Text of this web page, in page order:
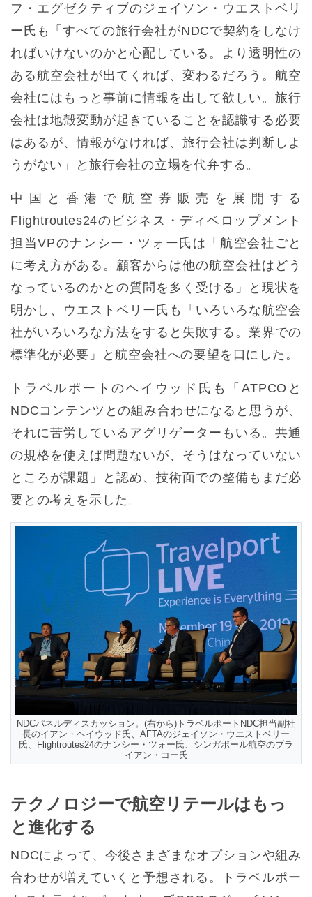
フ・エグゼクティブのジェイソン・ウエストベリ
ー氏も「すべての旅行会社がNDCで契約をしなけ
ればいけないのかと心配している。より透明性の
ある航空会社が出てくれば、変わるだろう。航空
会社にはもっと事前に情報を出して欲しい。旅行
会社は地殻変動が起きていることを認識する必要
はあるが、情報がなければ、旅行会社は判断しよ
うがない」と旅行会社の立場を代弁する。
中国と香港で航空券販売を展開する
Flightroutes24のビジネス・ディベロップメント
担当VPのナンシー・ツォー氏は「航空会社ごと
に考え方がある。顧客からは他の航空会社はどう
なっているのかとの質問を多く受ける」と現状を
明かし、ウエストベリー氏も「いろいろな航空会
社がいろいろな方法をすると失敗する。業界での
標準化が必要」と航空会社への要望を口にした。
トラベルポートのヘイウッド氏も「ATPCOと
NDCコンテンツとの組み合わせになると思うが、
それに苦労しているアグリゲーターもいる。共通
の規格を使えば問題ないが、そうはなっていない
ところが課題」と認め、技術面での整備もまだ必
要との考えを示した。
NDCパネルディスカッション。(右から)トラベルポートNDC担当副社
長のイアン・ヘイウッド氏、AFTAのジェイソン・ウエストベリー
氏、Flightroutes24のナンシー・ツォー氏、シンガポール航空のブラ
イアン・コー氏
テクノロジーで航空リテールはもっ
と進化する
NDCによって、今後さまざまなオプションや組み
合わせが増えていくと予想される。トラベルポー